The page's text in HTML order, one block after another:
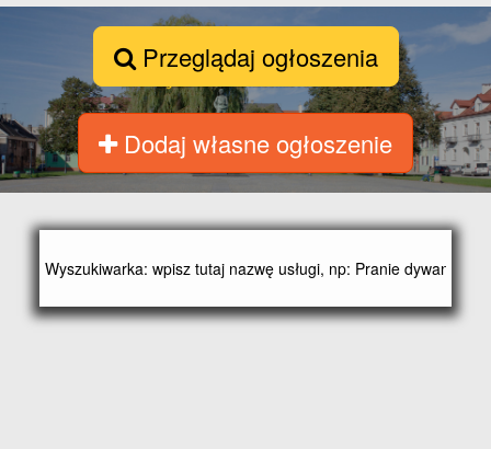
Przeglądaj ogłoszenia
Dodaj własne ogłoszenie